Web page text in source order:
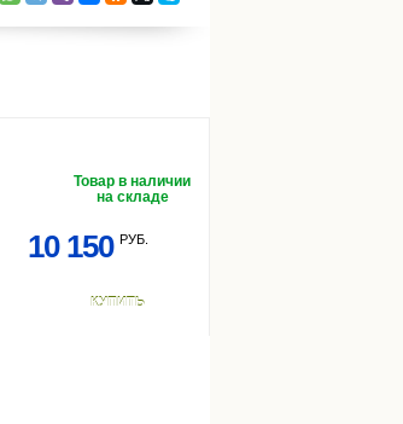
Товар в наличии
на складе
10 150 РУБ.
КУПИТЬ